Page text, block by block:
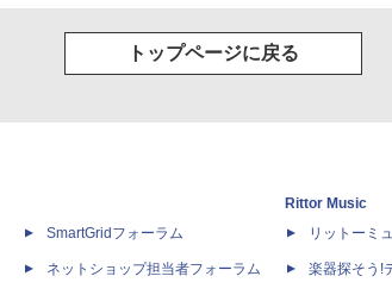
トップページに戻る
SmartGridフォーラム
ネットショップ担当者フォーラム
Rittor Music
リットーミ
楽器探そう!